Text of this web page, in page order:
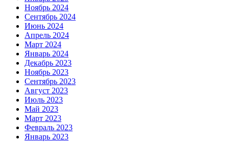
Ноябрь 2024
Сентябрь 2024
Июнь 2024
Апрель 2024
Март 2024
Январь 2024
Декабрь 2023
Ноябрь 2023
Сентябрь 2023
Август 2023
Июль 2023
Май 2023
Март 2023
Февраль 2023
Январь 2023